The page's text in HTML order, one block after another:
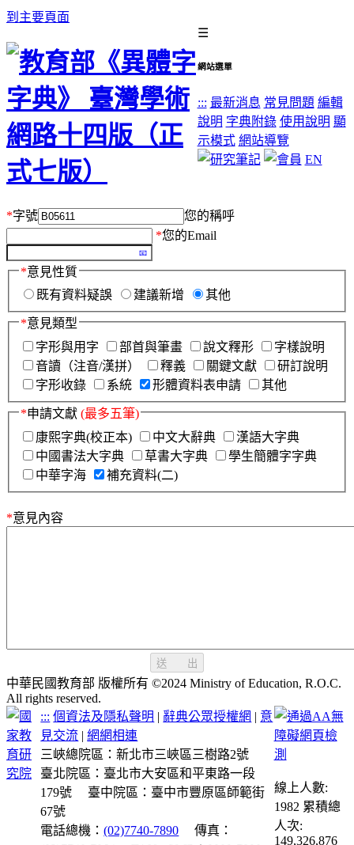
到主要頁面
☰
網站選單
::: 最新消息 常見問題 編輯
說明 字典附錄 使用說明 顯
示模式 網站導覽
EN
*字號
您的稱呼
*您的Email
*意見性質
既有資料疑誤
建議新增 其他
*意見類型
字形與用字
部首與筆畫 說文釋形
字樣說明
音讀（注音/漢拼）
釋義 關鍵文獻
研訂說明
字形收錄
系統 形體資料表申請 其他
*申請文獻 (最多五筆)
康熙字典(校正本)
中文大辭典
漢語大字典
中國書法大字典
草書大字典
學生簡體字字典
中華字海
補充資料(二)
*意見內容
送 出
中華民國教育部 版權所有 ©2024 Ministry of Education, R.O.C.
All rights reserved.
::: 個資法及隱私聲明 | 辭典公眾授權網 | 意
見交流 |網網相連
三峽總院區：新北市三峽區三樹路2號
臺北院區：臺北市大安區和平東路一段
179號
臺中院區：臺中市豐原區師範街
67號
電話總機：(02)7740-7890
傳真：
線上人數:
1982 累積總
人次:
149,326,876